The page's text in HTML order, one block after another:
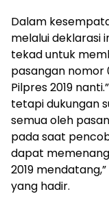
Dalam
melalui deklarasi
tekad untuk
pasangan nomor
Pilpres 2019
tetapi dukungan
semua oleh
pada saat
dapat
2019
yang hadir.